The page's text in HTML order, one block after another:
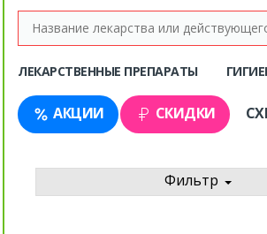
ЛЕКАРСТВЕННЫЕ ПРЕПАРАТЫ
АКЦИИ СКИДКИ
Фильтр